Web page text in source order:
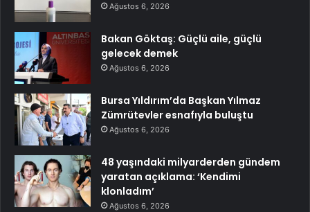
Ağustos 6, 2026
Bakan Göktaş: Güçlü aile, güçlü
gelecek demek
Ağustos 6, 2026
Bursa Yıldırım’da Başkan Yılmaz
Zümrütevler esnafıyla buluştu
Ağustos 6, 2026
48 yaşındaki milyarderden gündem
yaratan açıklama: ‘Kendimi
klonladım’
Ağustos 6, 2026